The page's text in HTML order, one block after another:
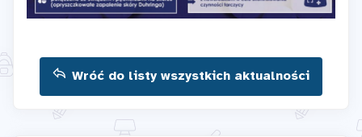
Wróć do listy wszystkich aktualności